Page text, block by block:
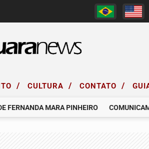
/ CULTURA / CONTATO /
MARA PINHEIRO COMUNICAMOS